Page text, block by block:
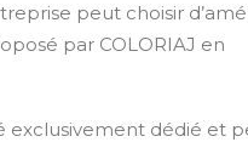
peut choisir
par COLORIAJ en
exclusivement dédié et